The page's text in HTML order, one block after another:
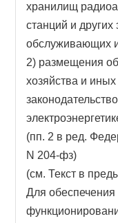
хранилищ
станций и других
обслуживающих
2) размещения
хозяйства и
(пп. 2 в ред.
N 204-фз)
(см. Текст в
Для обеспечения